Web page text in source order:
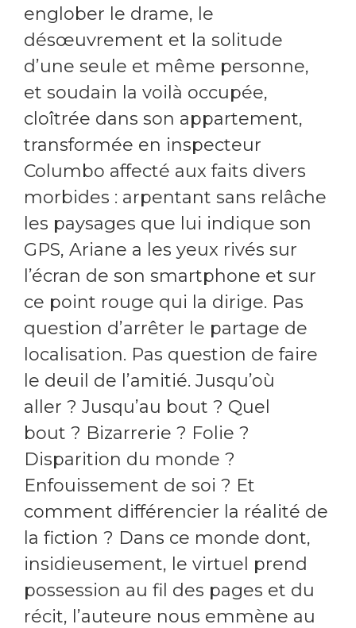
englober le drame, le
désœuvrement et la solitude
d’une seule et même personne,
et soudain la voilà occupée,
cloîtrée dans son appartement,
transformée en inspecteur
Columbo affecté aux faits divers
morbides : arpentant sans relâche
les paysages que lui indique son
GPS, Ariane a les yeux rivés sur
l’écran de son smartphone et sur
ce point rouge qui la dirige. Pas
question d’arrêter le partage de
localisation. Pas question de faire
le deuil de l’amitié. Jusqu’où
aller ? Jusqu’au bout ? Quel
bout ? Bizarrerie ? Folie ?
Disparition du monde ?
Enfouissement de soi ? Et
comment différencier la réalité de
la fiction ? Dans ce monde dont,
insidieusement, le virtuel prend
possession au fil des pages et du
récit, l’auteure nous emmène au